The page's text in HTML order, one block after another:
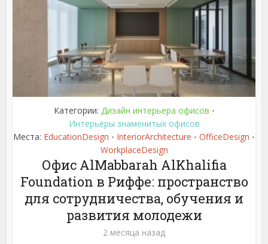
Категории: Дизайн интерьера офисов •
Интерьеры знаменитых офисов
Места: EducationDesign • InteriorArchitecture • OfficeDesign •
WorkplaceDesign
Офис AlMabbarah AlKhalifia
Foundation в Риффе: пространство
для сотрудничества, обучения и
развития молодежи
2 месяца назад